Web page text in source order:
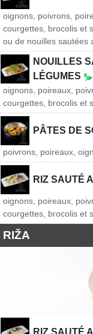
oignons, poivrons,
courgettes, brocolis et
ou de nouilles sautées
NOUILLES
LÉGUMES
oignons, poireaux,
courgettes, brocolis et
PÂTES DE
poivrons, poireaux,
RIZ SAUTÉ
oignons, poireaux,
courgettes, brocolis et
RIŽA
RIZ SAUTÉ